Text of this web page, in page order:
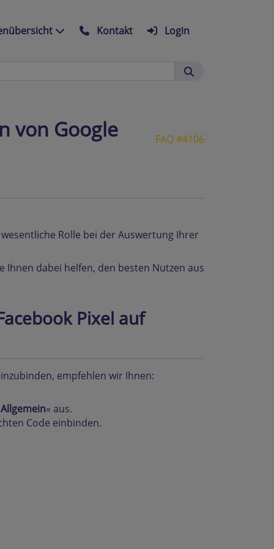
Kontakt Login
FAQ #4106
von Google
Rolle bei der Auswertung Ihrer
Ihnen dabei helfen, den besten Nutzen aus
Pixel auf
empfehlen wir Ihnen:
Allgemein« aus.
Code einbinden.